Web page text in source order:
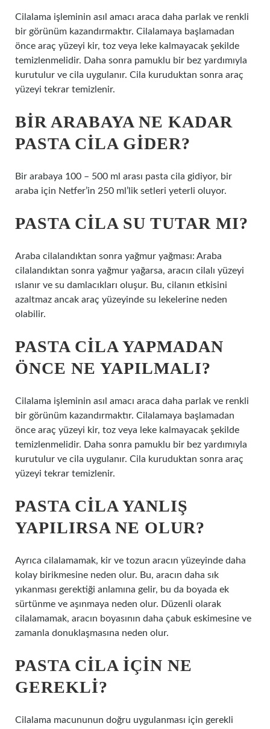
Cilalama işleminin asıl amacı araca daha parlak ve renkli
bir görünüm kazandırmaktır. Cilalamaya başlamadan
önce araç yüzeyi kir, toz veya leke kalmayacak şekilde
temizlenmelidir. Daha sonra pamuklu bir bez yardımıyla
kurutulur ve cila uygulanır. Cila kuruduktan sonra araç
yüzeyi tekrar temizlenir.
BIR ARABAYA NE KADAR
PASTA CILA GIDER?
Bir arabaya 100 – 500 ml arası pasta cila gidiyor, bir
araba için Netfer’in 250 ml’lik setleri yeterli oluyor.
PASTA CILA SU TUTAR MI?
Araba cilalandıktan sonra yağmur yağması: Araba
cilalandıktan sonra yağmur yağarsa, aracın cilalı yüzeyi
ıslanır ve su damlacıkları oluşur. Bu, cilanın etkisini
azaltmaz ancak araç yüzeyinde su lekelerine neden
olabilir.
PASTA CILA YAPMADAN
ÖNCE NE YAPILMALI?
Cilalama işleminin asıl amacı araca daha parlak ve renkli
bir görünüm kazandırmaktır. Cilalamaya başlamadan
önce araç yüzeyi kir, toz veya leke kalmayacak şekilde
temizlenmelidir. Daha sonra pamuklu bir bez yardımıyla
kurutulur ve cila uygulanır. Cila kuruduktan sonra araç
yüzeyi tekrar temizlenir.
PASTA CILA YANLIŞ
YAPILIRSA NE OLUR?
Ayrıca cilalamamak, kir ve tozun aracın yüzeyinde daha
kolay birikmesine neden olur. Bu, aracın daha sık
yıkanması gerektiği anlamına gelir, bu da boyada ek
sürtünme ve aşınmaya neden olur. Düzenli olarak
cilalamamak, aracın boyasının daha çabuk eskimesine ve
zamanla donuklaşmasına neden olur.
PASTA CILA IÇIN NE
GEREKLI?
Cilalama macununun doğru uygulanması için gerekli